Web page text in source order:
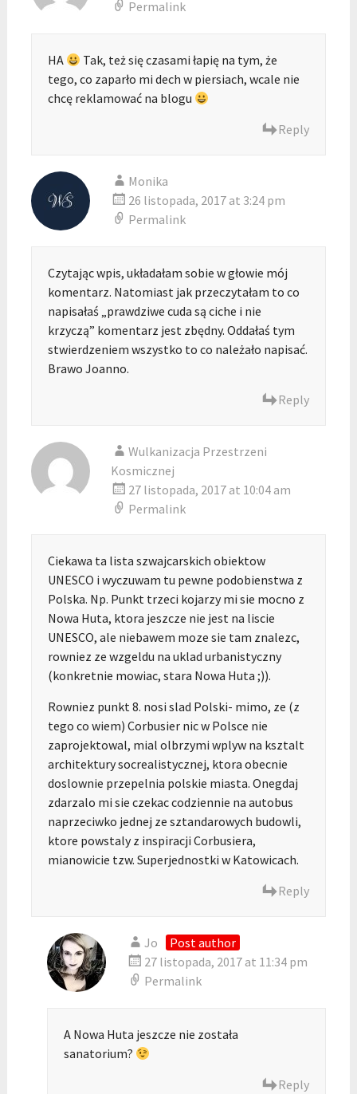
Permalink
HA
Tak, też się czasami łapię na tym, że
tego, co zaparło mi dech w piersiach, wcale nie
chcę reklamować na blogu
Reply
Monika
26 listopada, 2017 at 3:24 pm
Permalink
Czytając wpis, układałam sobie w głowie mój
komentarz. Natomiast jak przeczytałam to co
napisałaś „prawdziwe cuda są ciche i nie
krzyczą” komentarz jest zbędny. Oddałaś tym
stwierdzeniem wszystko to co należało napisać.
Brawo Joanno.
Reply
Wulkanizacja Przestrzeni
Kosmicznej
27 listopada, 2017 at 10:04 am
Permalink
Ciekawa ta lista szwajcarskich obiektow
UNESCO i wyczuwam tu pewne podobienstwa z
Polska. Np. Punkt trzeci kojarzy mi sie mocno z
Nowa Huta, ktora jeszcze nie jest na liscie
UNESCO, ale niebawem moze sie tam znalezc,
rowniez ze wzgeldu na uklad urbanistyczny
(konkretnie mowiac, stara Nowa Huta ;)).
Rowniez punkt 8. nosi slad Polski- mimo, ze (z
tego co wiem) Corbusier nic w Polsce nie
zaprojektowal, mial olbrzymi wplyw na ksztalt
architektury socrealistycznej, ktora obecnie
doslownie przepelnia polskie miasta. Onegdaj
zdarzalo mi sie czekac codziennie na autobus
naprzeciwko jednej ze sztandarowych budowli,
ktore powstaly z inspiracji Corbusiera,
mianowicie tzw. Superjednostki w Katowicach.
Reply
Jo
Post author
27 listopada, 2017 at 11:34 pm
Permalink
A Nowa Huta jeszcze nie została
sanatorium?
Reply